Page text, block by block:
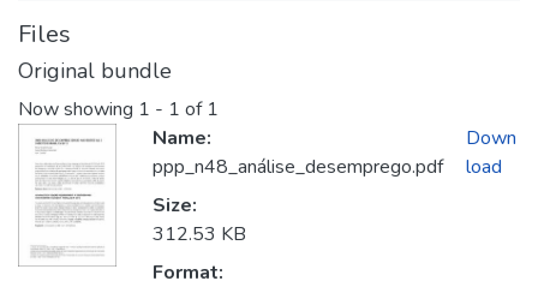
Files
Original bundle
Now showing 1 - 1 of 1
Name:
ppp_n48_análise_desemprego.pdf
Size:
312.53 KB
Format:
Down
load